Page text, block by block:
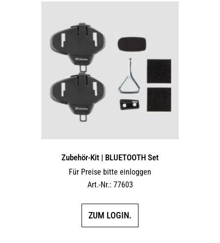
Zubehör-Kit | BLUETOOTH Set
Für Preise bitte einloggen
Art.-Nr.: 77603
ZUM LOGIN.